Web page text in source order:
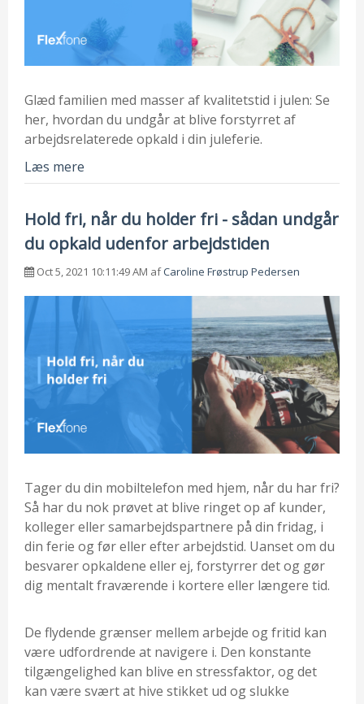
Glæd familien med masser af kvalitetstid i julen: Se
her, hvordan du undgår at blive forstyrret af
arbejdsrelaterede opkald i din juleferie.
Læs mere
Hold fri, når du holder fri - sådan undgår
du opkald udenfor arbejdstiden
Oct 5, 2021 10:11:49 AM afCaroline Frøstrup Pedersen
Tager du din mobiltelefon med hjem, når du har fri?
Så har du nok prøvet at blive ringet op af kunder,
kolleger eller samarbejdspartnere på din fridag, i
din ferie og før eller efter arbejdstid. Uanset om du
besvarer opkaldene eller ej, forstyrrer det og gør
dig mentalt fraværende i kortere eller længere tid.
De flydende grænser mellem arbejde og fritid kan
være udfordrende at navigere i. Den konstante
tilgængelighed kan blive en stressfaktor, og det
kan være svært at hive stikket ud og slukke